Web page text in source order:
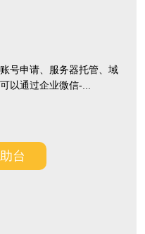
台
号申请、服务器托管、域
以通过企业微信-...